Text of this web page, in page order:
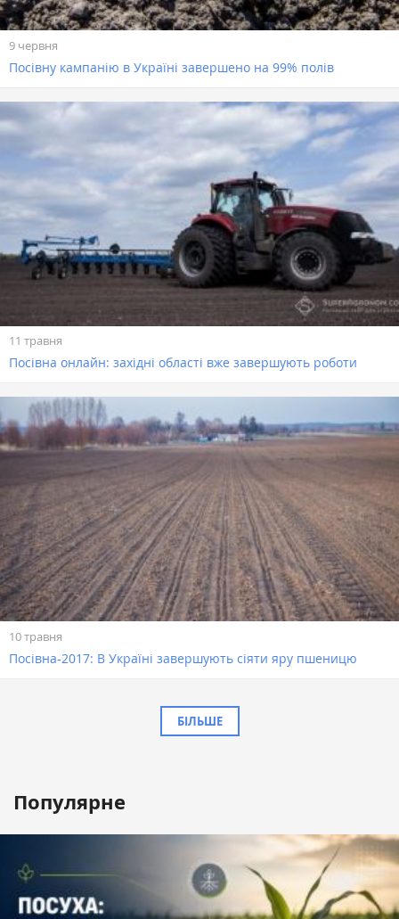
9 червня
Посівну кампанію в Україні завершено на 99% полів
11 травня
Посівна онлайн: західні області вже завершують роботи
10 травня
Посівна-2017: В Україні завершують сіяти яру пшеницю
БІЛЬШЕ
Популярне